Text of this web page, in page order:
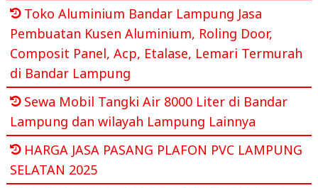
Toko Aluminium Bandar Lampung Jasa
Pembuatan Kusen Aluminium, Roling Door,
Composit Panel, Acp, Etalase, Lemari Termurah
di Bandar Lampung
Sewa Mobil Tangki Air 8000 Liter di Bandar
Lampung dan wilayah Lampung Lainnya
HARGA JASA PASANG PLAFON PVC LAMPUNG
SELATAN 2025